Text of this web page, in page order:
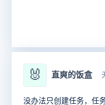
🐰 直爽的饭盒
没办法只创建任务，任